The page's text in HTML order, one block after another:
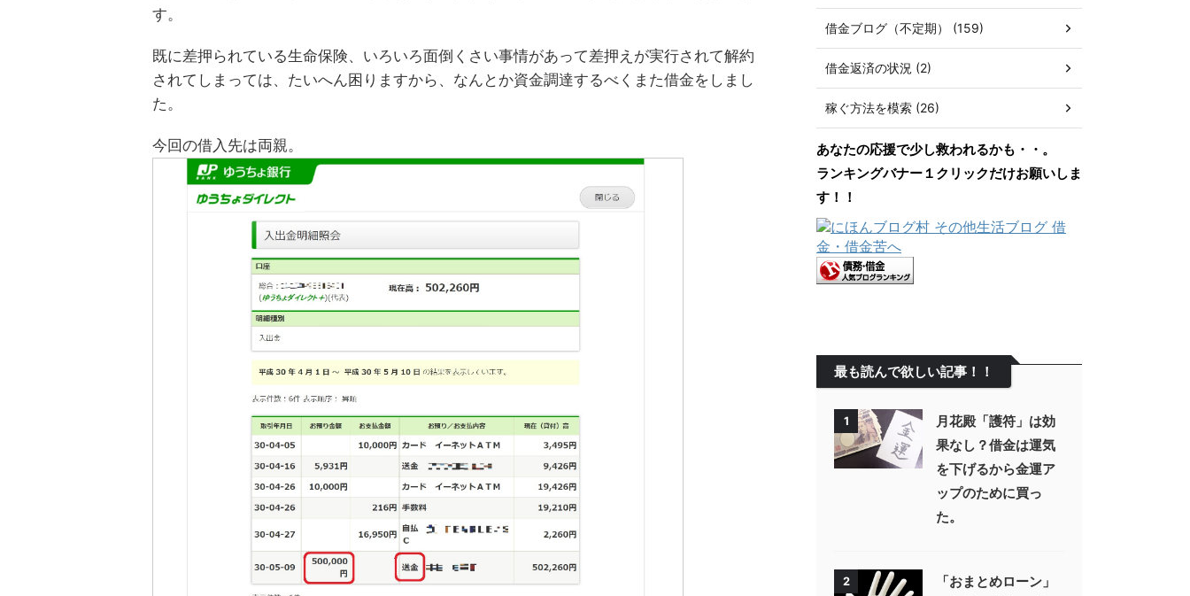
す。
既に差押られている生命保険、いろいろ面倒くさい事情があって差押えが実行されて解約
されてしまっては、たいへん困りますから、なんとか資金調達するべくまた借金をしまし
た。
今回の借入先は両親。
借金ブログ（不定期） (159)
借金返済の状況 (2)
稼ぐ方法を模索 (26)
あなたの応援で少し救われるかも・・。
ランキングバナー１クリックだけお願いしま
す！！
最も読んで欲しい記事！！
1
月花殿「護符」は効
果なし？借金は運気
を下げるから金運ア
ップのために買っ
た。
2
「おまとめローン」